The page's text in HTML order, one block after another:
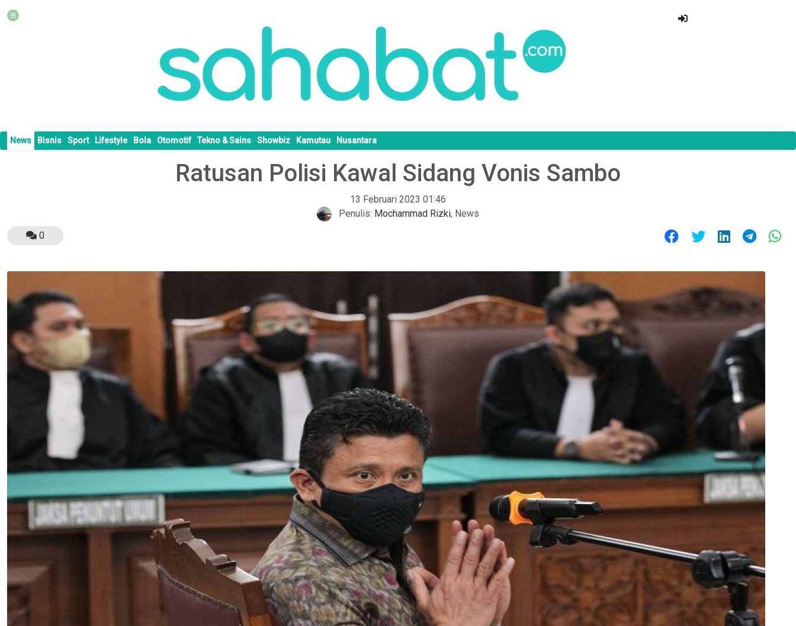
News Bisnis Sport Lifestyle Bola Otomotif Tekno & Sains Showbiz Kamutau Nusantara
Ratusan Polisi Kawal Sidang Vonis Sambo
13 Februari 2023 01:46
Penulis: Mochammad Rizki, News
0